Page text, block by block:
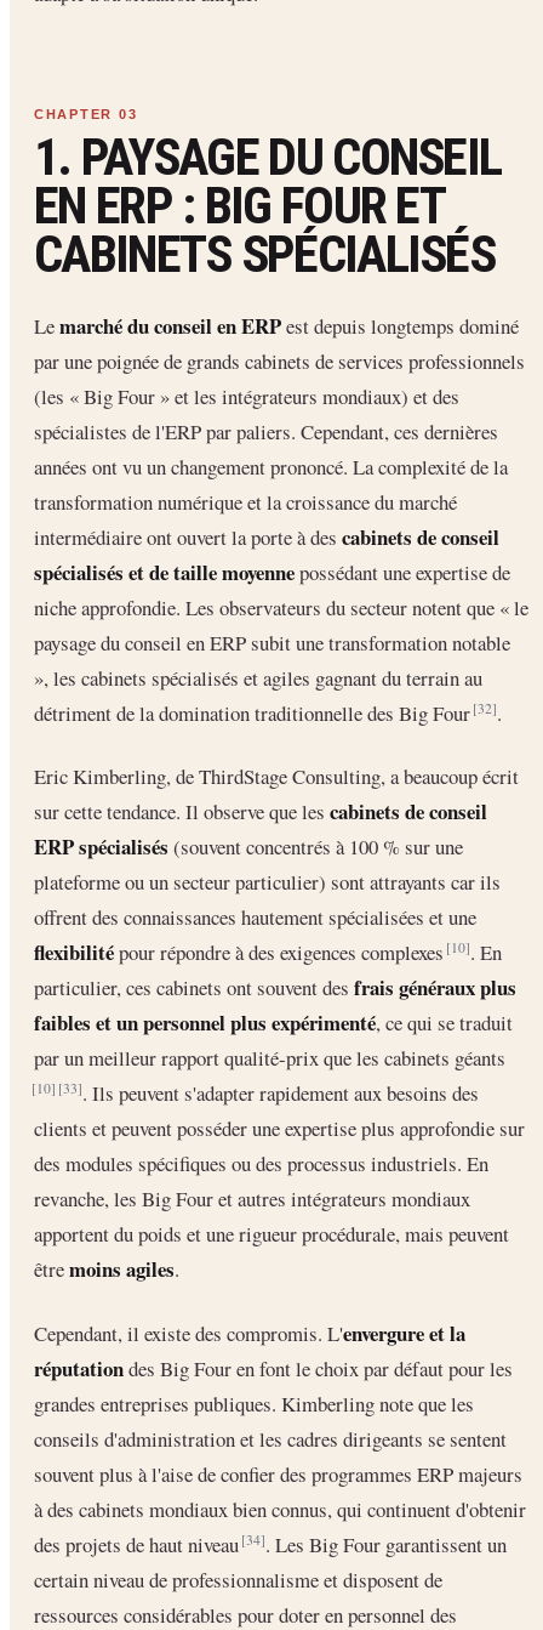
1. PAYSAGE DU CONSEIL
EN ERP : BIG FOUR ET
CABINETS SPÉCIALISÉS
Lemarché du conseil en ERPest depuis longtemps dominé
par une poignée de grands cabinets de services professionnels
(les « Big Four » et les intégrateurs mondiaux) et des
spécialistes de l'ERP par paliers. Cependant, ces dernières
années ont vu un changement prononcé. La complexité de la
transformation numérique et la croissance du marché
intermédiaire ont ouvert la porte à des cabinets de conseil
spécialisés et de taille moyennepossédant une expertise de
niche approfondie. Les observateurs du secteur notent que « le
paysage du conseil en ERP subit une transformation notable
», les cabinets spécialisés et agiles gagnant du terrain au
détriment de la domination traditionnelle des Big Four[32].
Eric Kimberling, de ThirdStage Consulting, a beaucoup écrit
sur cette tendance. Il observe que les cabinets de conseil
ERP spécialisés (souvent concentrés à 100 % sur une
plateforme ou un secteur particulier) sont attrayants car ils
offrent des connaissances hautement spécialisées et une
flexibilitépour répondre à des exigences complexes[10]. En
particulier, ces cabinets ont souvent des frais généraux plus
faibles et un personnel plus expérimenté, ce qui se traduit
par un meilleur rapport qualité-prix que les cabinets géants
[10] [33]. Ils peuvent s'adapter rapidement aux besoins des
clients et peuvent posséder une expertise plus approfondie sur
des modules spécifiques ou des processus industriels. En
revanche, les Big Four et autres intégrateurs mondiaux
apportent du poids et une rigueur procédurale, mais peuvent
êtremoins agiles.
Cependant, il existe des compromis. L'envergure et la
réputationdes Big Four en font le choix par défaut pour les
grandes entreprises publiques. Kimberling note que les
conseils d'administration et les cadres dirigeants se sentent
souvent plus à l'aise de confier des programmes ERP majeurs
à des cabinets mondiaux bien connus, qui continuent d'obtenir
des projets de haut niveau[34]. Les Big Four garantissent un
certain niveau de professionnalisme et disposent de
ressources considérables pour doter en personnel des